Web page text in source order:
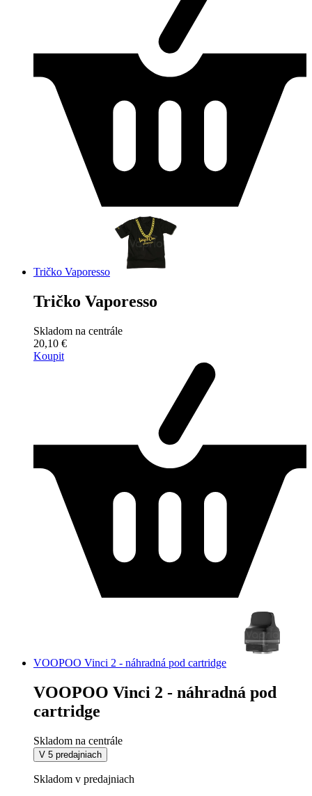
Tričko Vaporesso
Tričko Vaporesso
Skladom na centrále
20,10 €
Koupit
VOOPOO Vinci 2 - náhradná pod cartridge
VOOPOO Vinci 2 - náhradná pod
cartridge
Skladom na centrále
V 5 predajniach
Skladom v predajniach